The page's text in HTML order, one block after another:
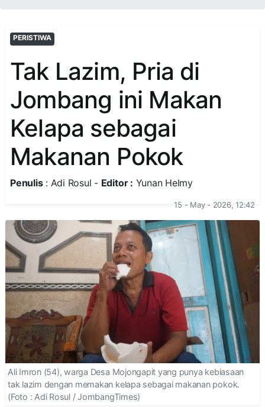
PERISTIWA
Tak Lazim, Pria di
Jombang ini Makan
Kelapa sebagai
Makanan Pokok
Penulis: Adi Rosul - Editor : Yunan Helmy
15 - May - 2026, 12:42
Ali Imron (54), warga Desa Mojongapit yang punya kebiasaan
tak lazim dengan memakan kelapa sebagai makanan pokok.
(Foto : Adi Rosul / JombangTimes)